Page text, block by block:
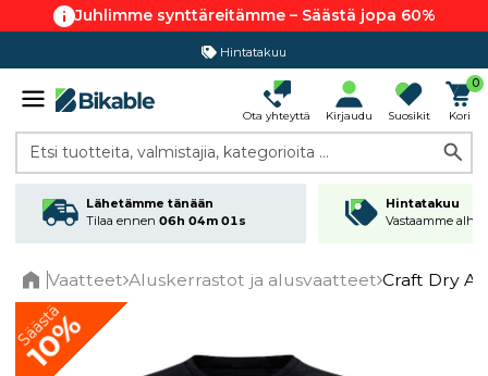
Juhlimme synttäreitämme – Säästä jopa 60%
Hintatakuu
Ota yhteyttä Kirjaudu Suosikit
0
Kori
Etsi tuotteita, valmistajia, kategorioita ...
Lähetämme tänään
Tilaa ennen 06h 04m 01s
Hintatakuu
Vastaamme
Vaatteet Aluskerrastot ja alusvaatteet Craft Dry
Säästä
10%